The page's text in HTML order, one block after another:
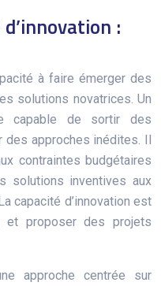
:
à faire émerger des
solutions novatrices. Un
capable de sortir des
des approches inédites. Il
contraintes budgétaires
solutions inventives aux
capacité d’innovation est
et proposer des projets
approche centrée sur